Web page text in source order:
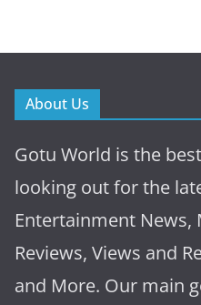
About Us
Gotu World is the
looking out for the
Entertainment News,
Reviews, Views and
and More. Our main